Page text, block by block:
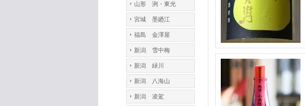
山形 洌・東光
宮城 墨廼江
福島 金澤屋
新潟 雪中梅
新潟 緑川
新潟 八海山
新潟 凌駕